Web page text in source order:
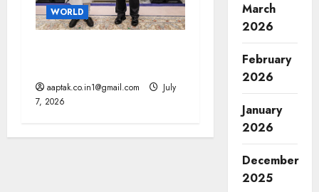
WORLD
aaptak.co.in1@gmail.com
July
7, 2026
March
2026
February
2026
January
2026
December
2025